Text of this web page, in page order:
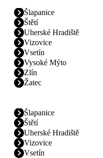
Šlapanice
Štětí
Uherské Hradiště
Vizovice
Vsetín
Vysoké Mýto
Zlín
Žatec
Šlapanice
Štětí
Uherské Hradiště
Vizovice
Vsetín